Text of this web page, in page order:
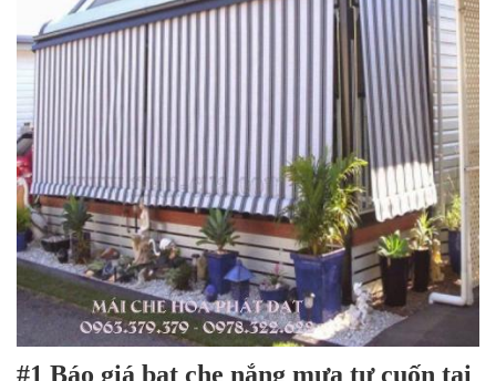
#1 Báo giá bạt che nắng mưa tự cuốn tại